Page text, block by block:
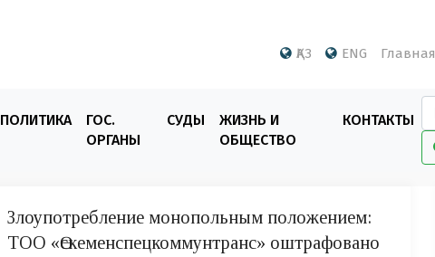
ҚАЗ ENG Главная
ПОЛИТИКА
ГОС.
ОРГАНЫ
СУДЫ
ЖИЗНЬ И
ОБЩЕСТВО
КОНТАКТЫ
Злоупотребление монопольным положением:
ТОО «Өскеменспецкоммунтранс» оштрафовано